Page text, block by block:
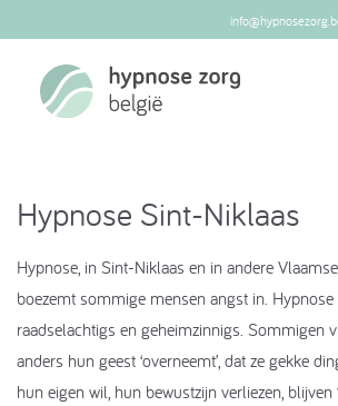
Hypnose Sint-Niklaas
Hypnose, in Sint-Niklaas en in andere
boezemt sommige mensen angst in. Hypnose
raadselachtigs en geheimzinnigs. Sommigen
anders hun geest ‘overneemt’, dat ze gekke
hun eigen wil, hun bewustzijn verliezen, blijven